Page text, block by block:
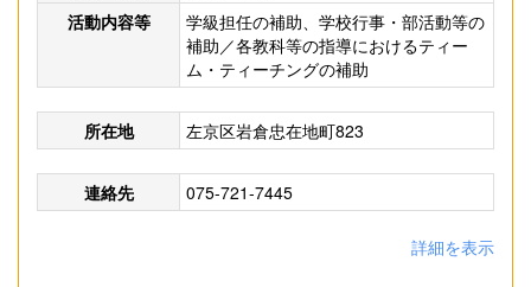
活動内容等
学級担任の補助、学校行事・部活動等の
補助／各教科等の指導におけるティー
ム・ティーチングの補助
所在地 左京区岩倉忠在地町823
連絡先 075-721-7445
詳細を表示